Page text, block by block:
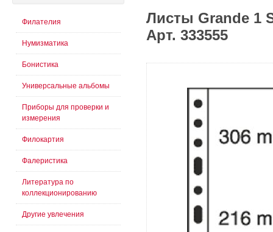
Листы Grande 1
Арт. 333555
Филателия
Нумизматика
Бонистика
Универсальные альбомы
Приборы для проверки и
измерения
Филокартия
Фалеристика
Литература по
коллекционированию
Другие увлечения